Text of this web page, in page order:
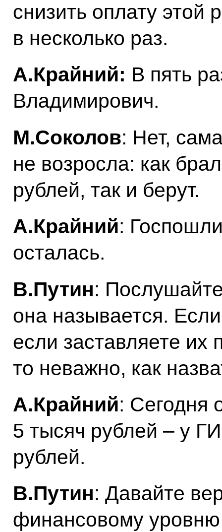
снизить оплату этой
в несколько раз.
А.Крайний: В пять
Владимирович.
М.Соколов: Нет,
не возросла: как
рублей, так и берут.
А.Крайний:
осталась.
В.Путин:
она называется.
если заставляете их
то неважно, как
А.Крайний: Сегодня
5 тысяч рублей – у
рублей.
В.Путин: Давайте
финансовому уровню